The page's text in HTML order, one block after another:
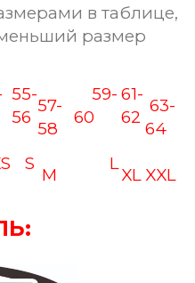
в таблице,
размер
55-
56
57-
58
59-
60
61-
62
63-
64
S
M
L
XL XXL